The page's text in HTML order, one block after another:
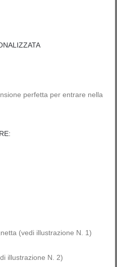
perfetta per entrare nella
(vedi illustrazione N. 1)
illustrazione N. 2)